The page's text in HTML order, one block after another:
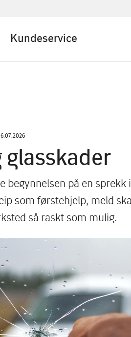
Kundeservice
begynnelsen på en
som førstehjelp, meld
så raskt som mulig.